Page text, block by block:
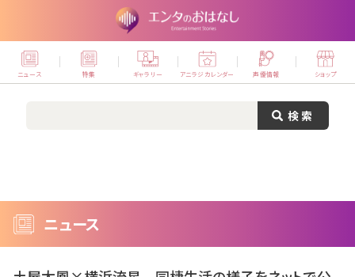
ニュース 特集 ギャラリー アニラジカレンダー 声優情報 ショップ
ニュース